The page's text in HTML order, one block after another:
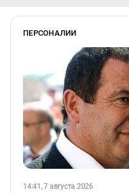
ПЕРСОНАЛИИ
14:41, 7 августа 2026